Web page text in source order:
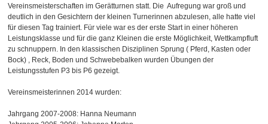
Vereinsmeisterschaften im Gerätturnen statt. Die Aufregung war groß und
deutlich in den Gesichtern der kleinen Turnerinnen abzulesen, alle hatte viel
für diesen Tag trainiert. Für viele war es der erste Start in einer höheren
Leistungsklasse und für die ganz Kleinen die erste Möglichkeit, Wettkampfluft
zu schnuppern. In den klassischen Disziplinen Sprung ( Pferd, Kasten oder
Bock) , Reck, Boden und Schwebebalken wurden Übungen der
Leistungsstufen P3 bis P6 gezeigt.
Vereinsmeisterinnen 2014 wurden:
Jahrgang 2007-2008: Hanna Neumann